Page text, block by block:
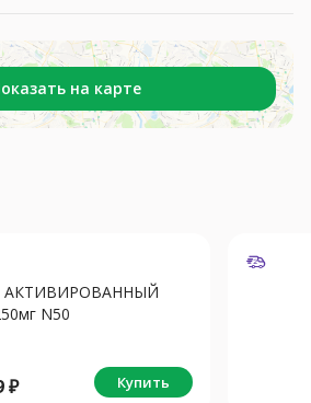
на карте
АКТИВИРОВАННЫЙ
N50
₽ Купить